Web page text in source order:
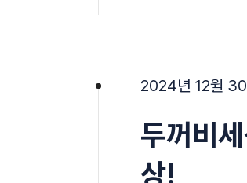
2024년 12월
두꺼비
상!